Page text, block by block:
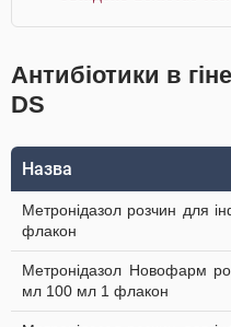
Антибіотики в
DS
Назва
Метронідазол розчин для
флакон
Метронідазол Новофарм
мл 100 мл 1 флакон